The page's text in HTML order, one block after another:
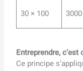
30 × 100 3000
Entreprendre,
Ce principe